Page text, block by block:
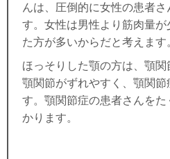
んは、圧倒的に女性の患者
す。女性は男性より筋肉量
た方が多いからだと考えます
ほっそりした顎の方は、顎
顎関節がずれやすく、顎関
す。顎関節症の患者さんを
かります。